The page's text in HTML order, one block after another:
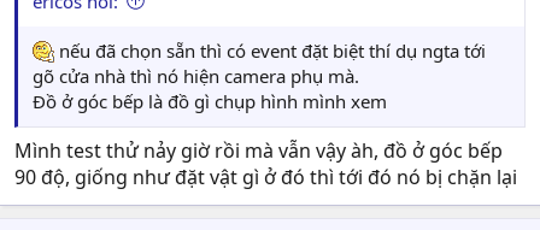
nếu đã chọn sẵn thì có event đặt biệt thí dụ ngta tới
gõ cửa nhà thì nó hiện camera phụ mà.
Đồ ở góc bếp là đồ gì chụp hình mình xem
Mình test thử nảy giờ rồi mà vẫn vậy àh, đồ ở góc bếp
90 độ, giống như đặt vật gì ở đó thì tới đó nó bị chặn lại